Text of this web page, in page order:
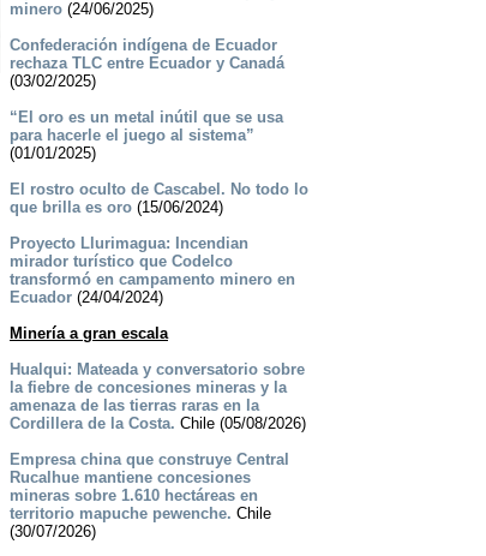
minero(24/06/2025)
Confederación indígena de Ecuador
rechaza TLC entre Ecuador y Canadá
(03/02/2025)
“El oro es un metal inútil que se usa
para hacerle el juego al sistema”
(01/01/2025)
­El rostro oculto de Cascabel. No todo lo
que brilla es oro(15/06/2024)
Proyecto Llurimagua: Incendian
mirador turístico que Codelco
transformó en campamento minero en
Ecuador(24/04/2024)
Minería a gran escala
Hualqui: Mateada y conversatorio sobre
la fiebre de concesiones mineras y la
amenaza de las tierras raras en la
Cordillera de la Costa. Chile (05/08/2026)
Empresa china que construye Central
Rucalhue mantiene concesiones
mineras sobre 1.610 hectáreas en
territorio mapuche pewenche. Chile
(30/07/2026)